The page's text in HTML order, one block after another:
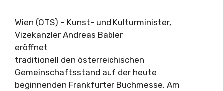
Wien (OTS) – Kunst- und Kulturminister,
Vizekanzler Andreas Babler
eröffnet
traditionell den österreichischen
Gemeinschaftsstand auf der heute
beginnenden Frankfurter Buchmesse. Am